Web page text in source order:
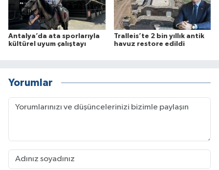
Antalya’da ata sporlarıyla
kültürel uyum çalıştayı
Tralleis’te 2 bin yıllık antik
havuz restore edildi
Yorumlar